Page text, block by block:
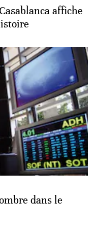
affiche
dans le